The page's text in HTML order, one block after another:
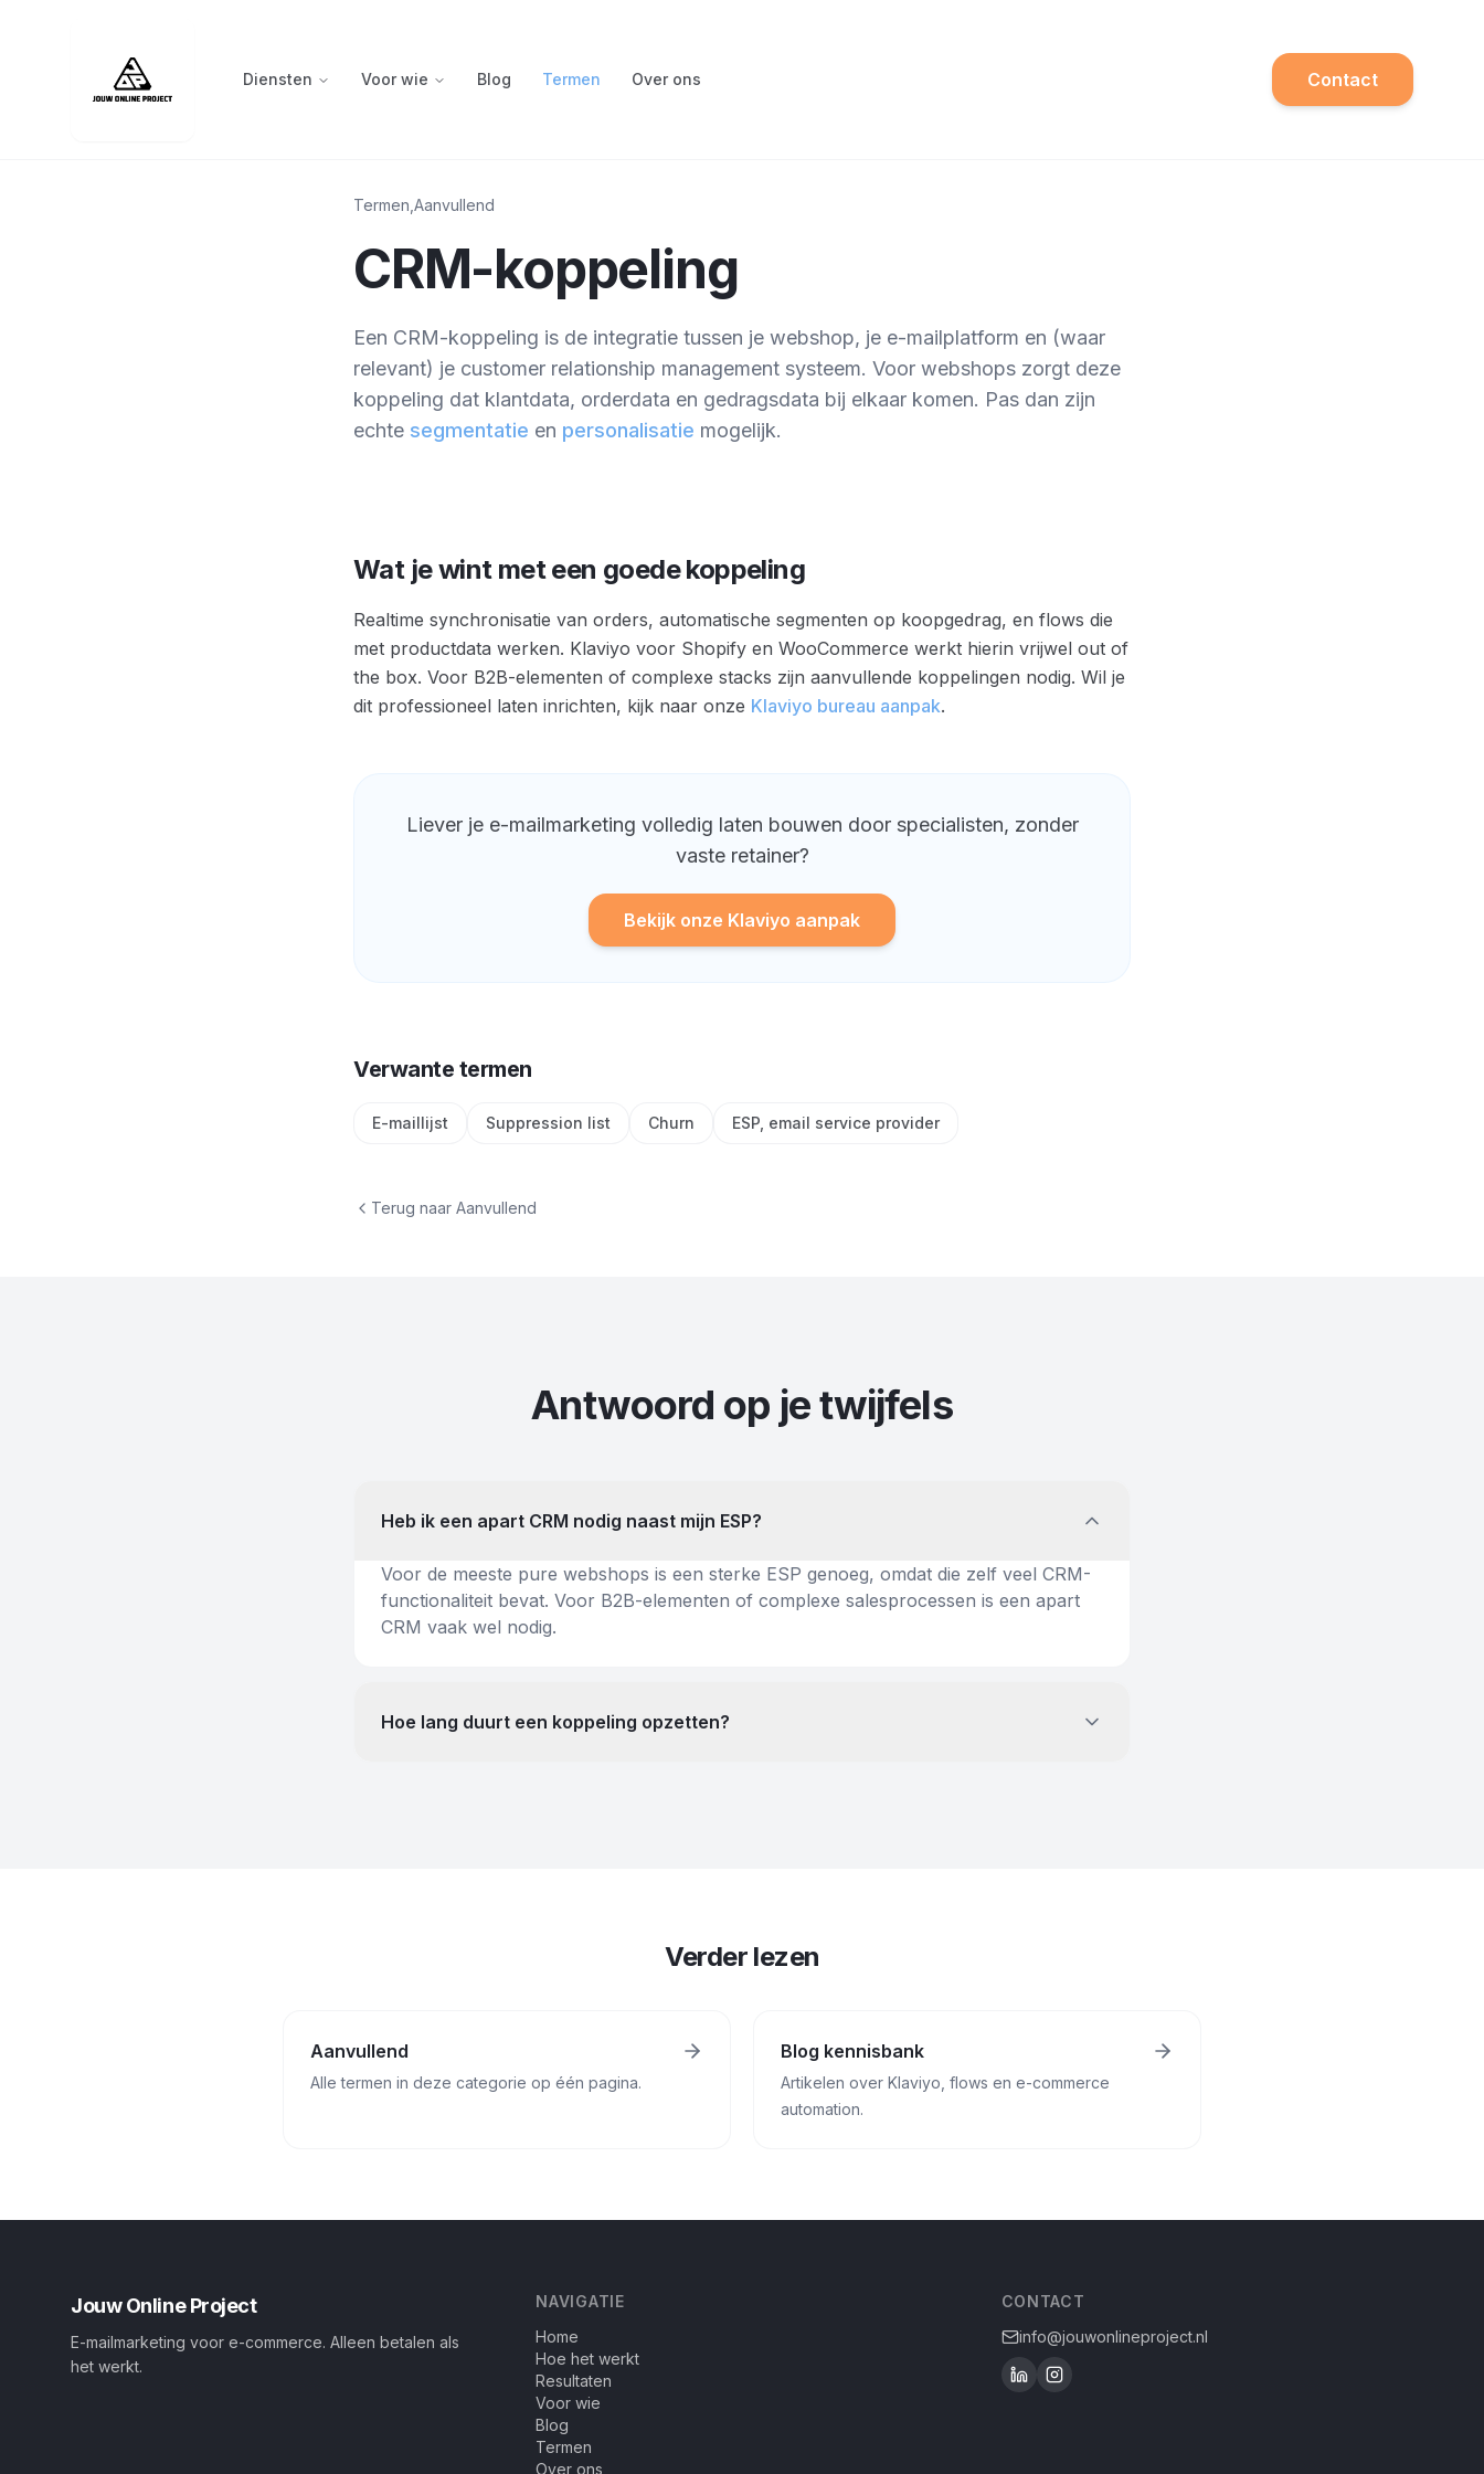
Diensten Voor wie Blog Termen Over ons Contact
Termen Aanvullend
CRM-koppeling
Een CRM-koppeling is de integratie tussen je webshop, je e-mailplatform en (waar
relevant) je customer relationship management systeem. Voor webshops zorgt deze
koppeling dat klantdata, orderdata en gedragsdata bij elkaar komen. Pas dan zijn
echte segmentatie en personalisatie mogelijk.
Wat je wint met een goede koppeling
Realtime synchronisatie van orders, automatische segmenten op koopgedrag, en flows die
met productdata werken. Klaviyo voor Shopify en WooCommerce werkt hierin vrijwel out of
the box. Voor B2B-elementen of complexe stacks zijn aanvullende koppelingen nodig. Wil je
dit professioneel laten inrichten, kijk naar onze Klaviyo bureau aanpak.
Liever je e-mailmarketing volledig laten bouwen door specialisten, zonder
vaste retainer?
Bekijk onze Klaviyo aanpak
Verwante termen
E-maillijst Suppression list Churn ESP, email service provider
Terug naar Aanvullend
Antwoord op je twijfels
Heb ik een apart CRM nodig naast mijn ESP?
Voor de meeste pure webshops is een sterke ESP genoeg, omdat die zelf veel CRM-
functionaliteit bevat. Voor B2B-elementen of complexe salesprocessen is een apart
CRM vaak wel nodig.
Hoe lang duurt een koppeling opzetten?
Verder lezen
Aanvullend
Alle termen in deze categorie op één pagina.
Blog kennisbank
Artikelen over Klaviyo, flows en e-commerce
automation.
Jouw Online Project
E-mailmarketing voor e-commerce. Alleen betalen als
het werkt.
NAVIGATIE
Home
Hoe het werkt
Resultaten
Voor wie
Blog
Termen
Over ons
CONTACT
info@jouwonlineproject.nl